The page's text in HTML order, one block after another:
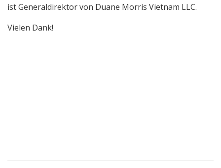
ist Generaldirektor von Duane Morris Vietnam LLC.
Vielen Dank!